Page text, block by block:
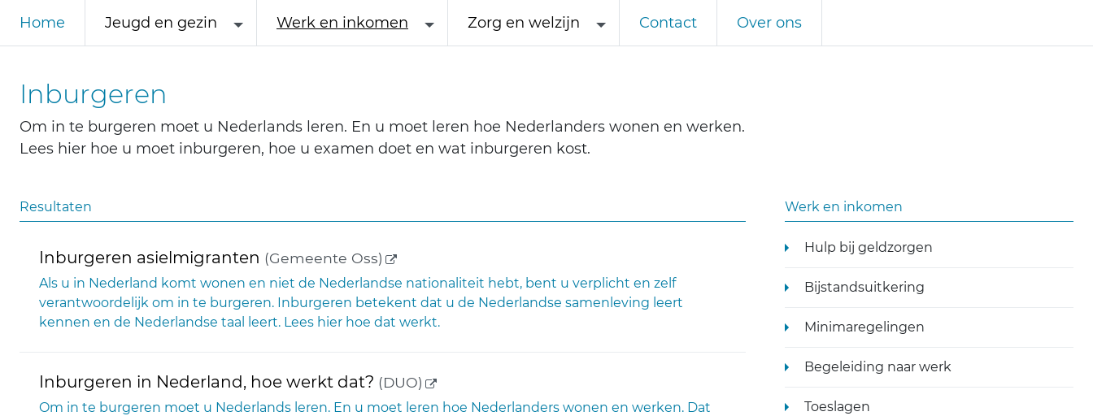
Home Jeugd en gezin Werk en inkomen Zorg en welzijn Contact Over ons
Inburgeren
Om in te burgeren moet u Nederlands leren. En u moet leren hoe Nederlanders wonen en werken.
Lees hier hoe u moet inburgeren, hoe u examen doet en wat inburgeren kost.
Resultaten
Inburgeren asielmigranten (Gemeente Oss) (externe link)
Als u in Nederland komt wonen en niet de Nederlandse nationaliteit hebt, bent u verplicht en zelf
verantwoordelijk om in te burgeren. Inburgeren betekent dat u de Nederlandse samenleving leert
kennen en de Nederlandse taal leert. Lees hier hoe dat werkt.
Inburgeren in Nederland, hoe werkt dat? (DUO) (externe link)
Om in te burgeren moet u Nederlands leren. En u moet leren hoe Nederlanders wonen en werken. Dat
Werk en inkomen
Hulp bij geldzorgen
Bijstandsuitkering
Minimaregelingen
Begeleiding naar werk
Toeslagen